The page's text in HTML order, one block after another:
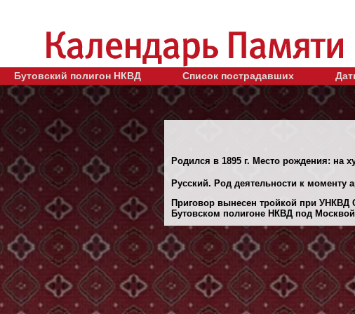
Бутовский полигон НКВД Список пострадавших
Родился в 1895 г. Место рождения: на
Русский. Род деятельности к
Приговор вынесен тройкой при УНКВД
Бутовском полигоне НКВД под